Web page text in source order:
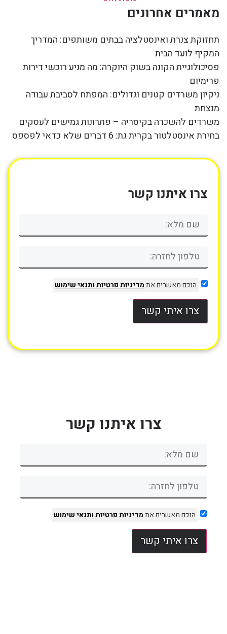
מאמרים אחרונים
תחזוקת צנרת ואינסטלציה בבתים משותפים: המדריך
המקיף לועד הבית
פסיכולוגיית הקונה בשוק היוקרה: מה מניע רוכשי דירות
פרימיום
ניקיון משרדים קטנים וגדולים: המפתח לסביבת עבודה
מנצחת
משרדים להשכרה בקיסריה – פתרונות גמישים לעסקים
בחירת אינסטלטור בקרית גת: 6 דברים שלא כדאי לפספס
צרו איתנו קשר
הנכם מאשרים אתמדיניות פרטיותותנאי שימוש
צרו איתי קשר
צרו איתנו קשר
הנכם מאשרים אתמדיניות פרטיותותנאי שימוש
צרו איתי קשר